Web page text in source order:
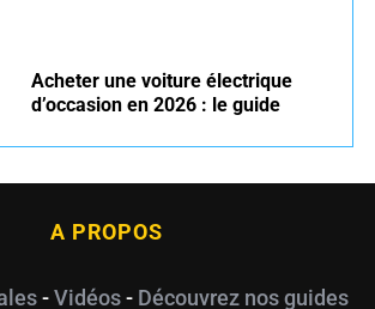
Acheter une voiture électrique
d’occasion en 2026 : le guide
A PROPOS
-Vidéos- Découvrez nos guides